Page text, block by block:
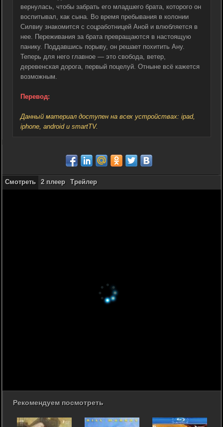
вернулась, чтобы забрать его младшего брата, которого он
воспитывал, как сына. Во время пребывания в колонии
Силвиу знакомится с соцработницей Аной и влюбляется в
нее. Переживания за брата превращаются в настоящую
панику. Поддавшись порыву, он решает похитить Ану.
Теперь для него главное — это свобода, ветер,
деревенская дорога, первый поцелуй. Отныне всё кажется
возможным.
Перевод:
Данный материал доступен на всех устройствах: ipad,
iphone, android и smartTV.
Смотреть 2 плеер Трейлер
Рекомендуем посмотреть